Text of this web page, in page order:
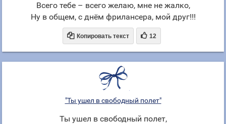
Всего тебе – всего желаю, мне не жалко,
Ну в общем, с днём фрилансера, мой друг!!!
 Копировать текст  12
"Ты ушел в свободный полет"
Ты ушел в свободный полет,